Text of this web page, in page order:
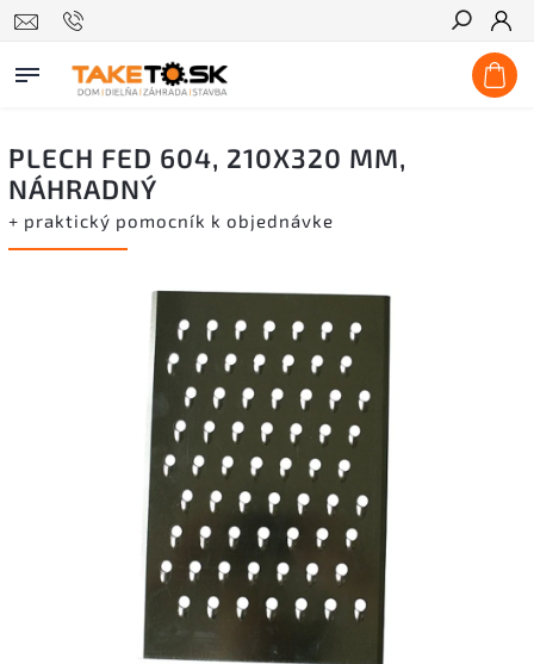
Hľadať
PLECH FED 604, 210X320 MM,
NÁHRADNÝ
+ praktický pomocník k objednávke